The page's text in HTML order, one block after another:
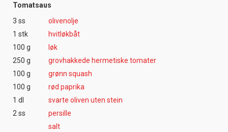
Tomatsaus
3 ss
olivenolje
1 stk
hvitløkbåt
100 g
løk
250 g
grovhakkede hermetiske tomater
100 g
grønn squash
100 g
rød paprika
1 dl
svarte oliven uten stein
2 ss
persille
salt